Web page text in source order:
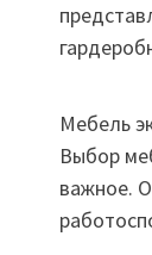
Мебель
Выбор
важное.